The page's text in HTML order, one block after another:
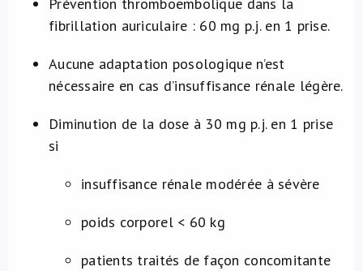
fibrillation auriculaire : 60 mg p.j. en 1 prise.
Aucune adaptation posologique n’est
nécessaire en cas d’insuffisance rénale légère.
Diminution de la dose à 30 mg p.j. en 1 prise
si
insuffisance rénale modérée à sévère
poids corporel < 60 kg
patients traités de façon concomitante